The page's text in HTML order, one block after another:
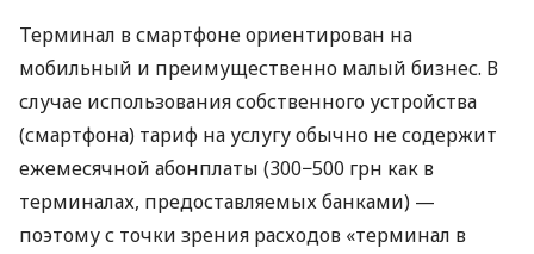
Терминал в смартфоне ориентирован на
мобильный и преимущественно малый бизнес. В
случае использования собственного устройства
(смартфона) тариф на услугу обычно не содержит
ежемесячной абонплаты (300−500 грн как в
терминалах, предоставляемых банками) —
поэтому с точки зрения расходов «терминал в